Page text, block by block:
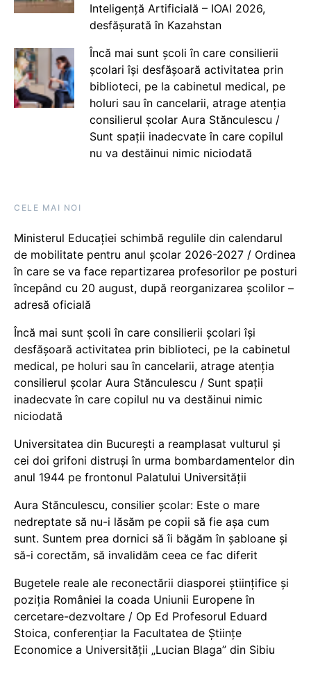
Inteligență Artificială – IOAI 2026,
desfășurată în Kazahstan
Încă mai sunt școli în care consilierii
școlari își desfășoară activitatea prin
biblioteci, pe la cabinetul medical, pe
holuri sau în cancelarii, atrage atenția
consilierul școlar Aura Stănculescu /
Sunt spații inadecvate în care copilul
nu va destăinui nimic niciodată
CELE MAI NOI
Ministerul Educației schimbă regulile din calendarul
de mobilitate pentru anul școlar 2026-2027 / Ordinea
în care se va face repartizarea profesorilor pe posturi
începând cu 20 august, după reorganizarea școlilor –
adresă oficială
Încă mai sunt școli în care consilierii școlari își
desfășoară activitatea prin biblioteci, pe la cabinetul
medical, pe holuri sau în cancelarii, atrage atenția
consilierul școlar Aura Stănculescu / Sunt spații
inadecvate în care copilul nu va destăinui nimic
niciodată
Universitatea din București a reamplasat vulturul și
cei doi grifoni distruși în urma bombardamentelor din
anul 1944 pe frontonul Palatului Universității
Aura Stănculescu, consilier școlar: Este o mare
nedreptate să nu-i lăsăm pe copii să fie așa cum
sunt. Suntem prea dornici să îi băgăm în șabloane și
să-i corectăm, să invalidăm ceea ce fac diferit
Bugetele reale ale reconectării diasporei științifice și
poziția României la coada Uniunii Europene în
cercetare-dezvoltare / Op Ed Profesorul Eduard
Stoica, conferențiar la Facultatea de Științe
Economice a Universității „Lucian Blaga” din Sibiu